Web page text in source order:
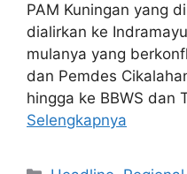
PAM Kuningan yang
dialirkan ke
mulanya yang
dan Pemdes
hingga ke BBWS dan
Selengkapnya